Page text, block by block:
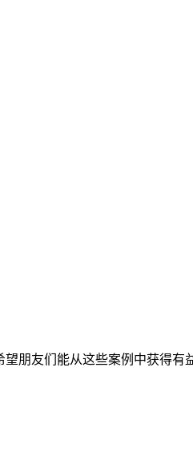
朋友们能从这些案例中获得有